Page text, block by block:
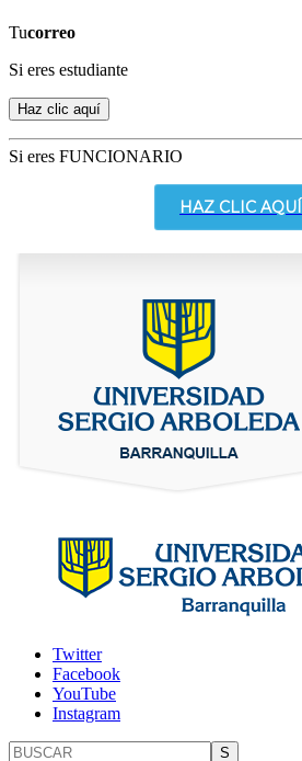
Tucorreo
Si eres estudiante
Si eres FUNCIONARIO
HAZ CLIC AQUÍ
Twitter
Facebook
YouTube
Instagram
S